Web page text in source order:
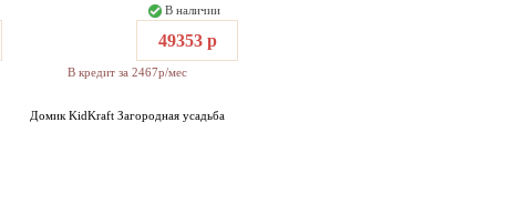
В наличии
49353 р
В кредит за 2467р/мес
Домик KidKraft Загородная усадьба